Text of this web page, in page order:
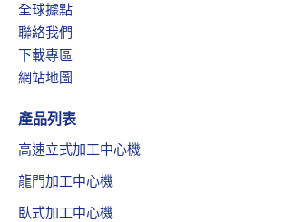
全球據點
聯絡我們
下載專區
網站地圖
產品列表
高速立式加工中心機
龍門加工中心機
臥式加工中心機